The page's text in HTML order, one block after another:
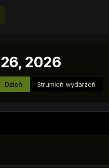
2026
Dzień Strumień wydarzeń